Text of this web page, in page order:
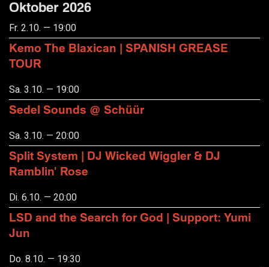
Oktober 2026
Fr. 2.10. — 19:00
Kemo The Blaxican | SPANISH GREASE
TOUR
Sa. 3.10. — 19:00
Sedel Sounds @ Schüür
Sa. 3.10. — 20:00
Split System | DJ Wicked Wiggler & DJ
Ramblin' Rose
Di. 6.10. — 20:00
LSD and the Search for God | Support: Yumi
Jun
Do. 8.10. — 19:30